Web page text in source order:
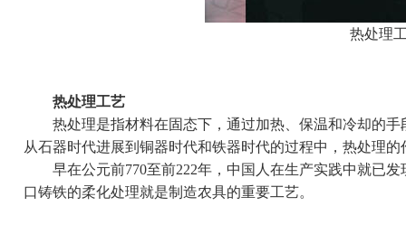
热处理
热处理工艺
热处理是指材料在固态下，通过加热、保温和冷却的手
从石器时代进展到铜器时代和铁器时代的过程中，热处理
早在公元前770至前222年，中国人在生产实践中就已发
口铸铁的柔化处理就是制造农具的重要工艺。